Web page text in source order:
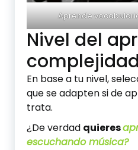
Aprende
Nivel del
En base a tu nivel,
que se adapten si de
trata.
¿De verdad quieres
escuchando música?